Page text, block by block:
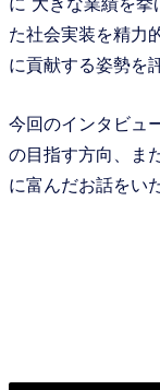
た社会実装を精力
に貢献する姿勢を
今回のインタビュ
の目指す方向、ま
に富んだお話をい